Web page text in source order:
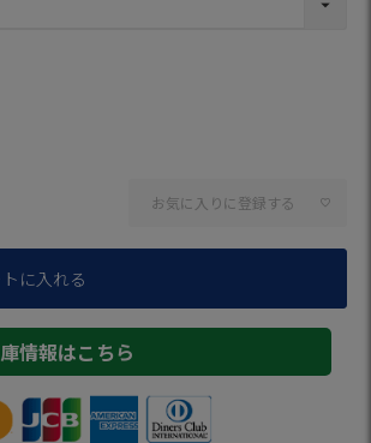
お気に入りに登録する
に入れる
情報はこちら